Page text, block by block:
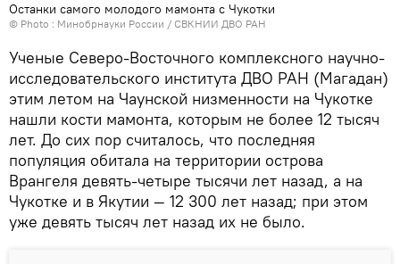
Останки самого молодого мамонта с Чукотки
© Photo : Минобрнауки России / СВКНИИ ДВО РАН
Ученые Северо-Восточного комплексного научно-
исследовательского института ДВО РАН (Магадан)
этим летом на Чаунской низменности на Чукотке
нашли кости мамонта, которым не более 12 тысяч
лет. До сих пор считалось, что последняя
популяция обитала на территории острова
Врангеля девять-четыре тысячи лет назад, а на
Чукотке и в Якутии — 12 300 лет назад; при этом
уже девять тысяч лет назад их не было.